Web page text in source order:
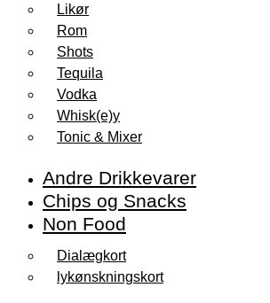
Likør
Rom
Shots
Tequila
Vodka
Whisk(e)y
Tonic & Mixer
Andre Drikkevarer
Chips og Snacks
Non Food
Dialægkort
lykønskningskort